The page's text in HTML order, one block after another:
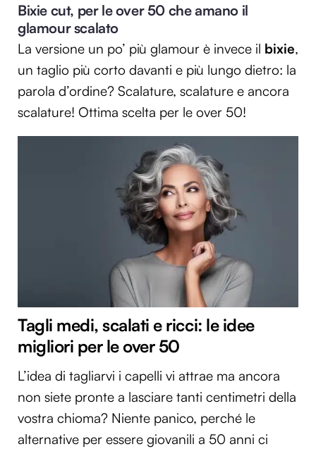
Bixie cut, per le over 50 che amano il
glamour scalato
La versione un po’ più glamour è invece il bixie,
un taglio più corto davanti e più lungo dietro: la
parola d’ordine? Scalature, scalature e ancora
scalature! Ottima scelta per le over 50!
Tagli medi, scalati e ricci: le idee
migliori per le over 50
L’idea di tagliarvi i capelli vi attrae ma ancora
non siete pronte a lasciare tanti centimetri della
vostra chioma? Niente panico, perché le
alternative per essere giovanili a 50 anni ci